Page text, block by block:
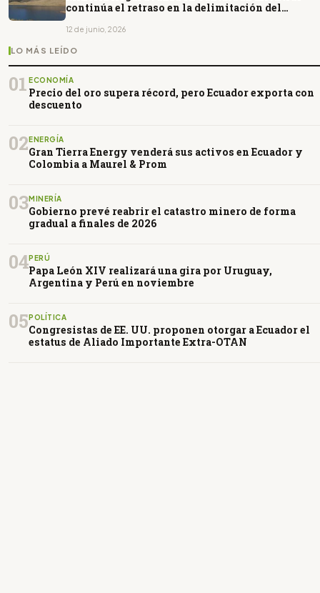
continúa el retraso en la delimitación del
12 de junio, 2026
LO MÁS LEÍDO
01 ECONOMÍA
Precio del oro supera récord, pero Ecuador exporta con
descuento
02ENERGÍA
Gran Tierra Energy venderá sus activos en Ecuador y
Colombia a Maurel & Prom
03MINERÍA
Gobierno prevé reabrir el catastro minero de forma
gradual a finales de 2026
04PERÚ
Papa León XIV realizará una gira por Uruguay,
Argentina y Perú en noviembre
05POLÍTICA
Congresistas de EE. UU. proponen otorgar a Ecuador el
estatus de Aliado Importante Extra-OTAN